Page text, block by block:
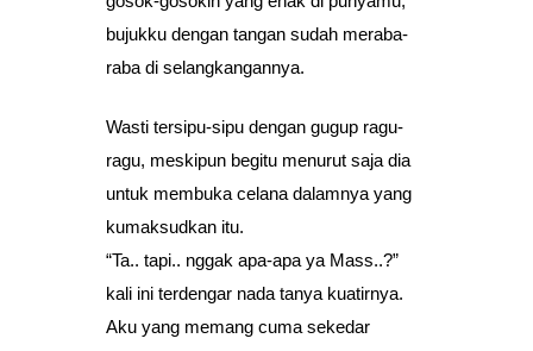
bujukku dengan tangan sudah meraba-
raba di selangkangannya.
Wasti tersipu-sipu dengan gugup ragu-
ragu, meskipun begitu menurut saja dia
untuk membuka celana dalamnya yang
kumaksudkan itu.
“Ta.. tapi.. nggak apa-apa ya Mass..?”
kali ini terdengar nada tanya kuatirnya.
Aku yang memang cuma sekedar